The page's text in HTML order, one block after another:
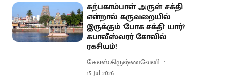
கற்பகாம்பாள் அருள் சக்தி
என்றால் கருவறையில்
இருக்கும் 'போக சக்தி' யார்?
கபாலீஸ்வரர் கோவில்
ரகசியம்!
கே.எஸ்.கிருஷ்ணவேனி
15 Jul 2026